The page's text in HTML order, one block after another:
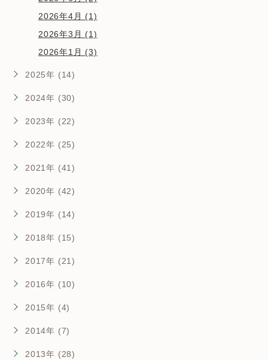
2026年4月 (1)
2026年3月 (1)
2026年1月 (3)
2025年 (14)
2024年 (30)
2023年 (22)
2022年 (25)
2021年 (41)
2020年 (42)
2019年 (14)
2018年 (15)
2017年 (21)
2016年 (10)
2015年 (4)
2014年 (7)
2013年 (28)